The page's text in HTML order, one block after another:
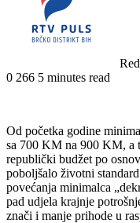
0 266 5 minutes read
Od početka godine
sa 700 KM na 900 KM, a
republički budžet po
poboljšalo životni
povećanja minimalca
pad udjela krajnje
znači i manje prihode u